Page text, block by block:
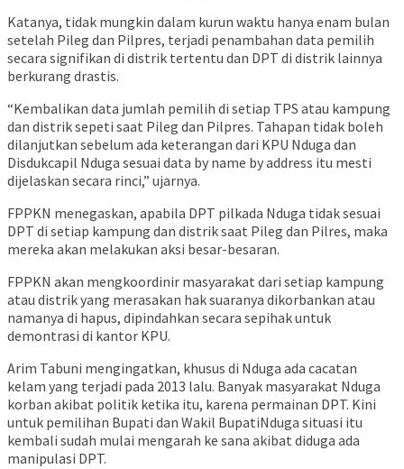
Katanya, tidak mungkin dalam kurun waktu hanya enam bulan
setelah Pileg dan Pilpres, terjadi penambahan data pemilih
secara signifikan di distrik tertentu dan DPT di distrik lainnya
berkurang drastis.
“Kembalikan data jumlah pemilih di setiap TPS atau kampung
dan distrik sepeti saat Pileg dan Pilpres. Tahapan tidak boleh
dilanjutkan sebelum ada keterangan dari KPU Nduga dan
Disdukcapil Nduga sesuai data by name by address itu mesti
dijelaskan secara rinci,” ujarnya.
FPPKN menegaskan, apabila DPT pilkada Nduga tidak sesuai
DPT di setiap kampung dan distrik saat Pileg dan Pilres, maka
mereka akan melakukan aksi besar-besaran.
FPPKN akan mengkoordinir masyarakat dari setiap kampung
atau distrik yang merasakan hak suaranya dikorbankan atau
namanya di hapus, dipindahkan secara sepihak untuk
demontrasi di kantor KPU.
Arim Tabuni mengingatkan, khusus di Nduga ada cacatan
kelam yang terjadi pada 2013 lalu. Banyak masyarakat Nduga
korban akibat politik ketika itu, karena permainan DPT. Kini
untuk pemilihan Bupati dan Wakil BupatiNduga situasi itu
kembali sudah mulai mengarah ke sana akibat diduga ada
manipulasi DPT.